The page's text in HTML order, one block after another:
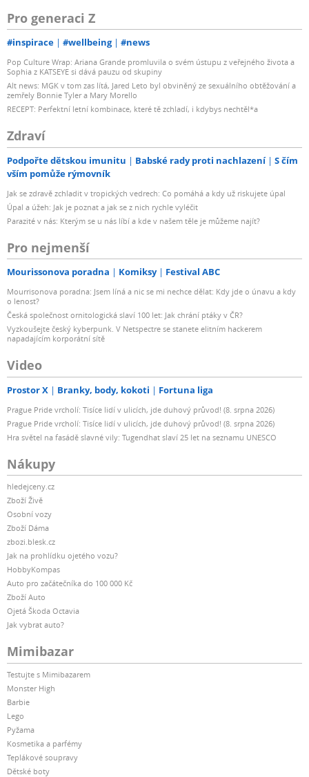
Pro generaci Z
#inspirace #wellbeing #news
Pop Culture Wrap: Ariana Grande promluvila o svém ústupu z veřejného života a
Sophia z KATSEYE si dává pauzu od skupiny
Alt news: MGK v tom zas lítá, Jared Leto byl obviněný ze sexuálního obtěžování a
zemřely Bonnie Tyler a Mary Morello
RECEPT: Perfektní letní kombinace, které tě zchladí, i kdybys nechtěl*a
Zdraví
Podpořte dětskou imunitu Babské rady proti nachlazení
S čím
vším pomůže rýmovník
Jak se zdravě zchladit v tropických vedrech: Co pomáhá a kdy už riskujete úpal
Úpal a úžeh: Jak je poznat a jak se z nich rychle vyléčit
Parazité v nás: Kterým se u nás líbí a kde v našem těle je můžeme najít?
Pro nejmenší
Mourissonova poradna Komiksy Festival ABC
Mourrisonova poradna: Jsem líná a nic se mi nechce dělat: Kdy jde o únavu a kdy
o lenost?
Česká společnost ornitologická slaví 100 let: Jak chrání ptáky v ČR?
Vyzkoušejte český kyberpunk. V Netspectre se stanete elitním hackerem
napadajícím korporátní sítě
Video
Prostor X Branky, body, kokoti Fortuna liga
Prague Pride vrcholí: Tisíce lidí v ulicích, jde duhový průvod! (8. srpna 2026)
Prague Pride vrcholí: Tisíce lidí v ulicích, jde duhový průvod! (8. srpna 2026)
Hra světel na fasádě slavné vily: Tugendhat slaví 25 let na seznamu UNESCO
Nákupy
hledejceny.cz
Zboží Živě
Osobní vozy
Zboží Dáma
zbozi.blesk.cz
Jak na prohlídku ojetého vozu?
HobbyKompas
Auto pro začátečníka do 100 000 Kč
Zboží Auto
Ojetá Škoda Octavia
Jak vybrat auto?
Mimibazar
Testujte s Mimibazarem
Monster High
Barbie
Lego
Pyžama
Kosmetika a parfémy
Teplákové soupravy
Dětské boty